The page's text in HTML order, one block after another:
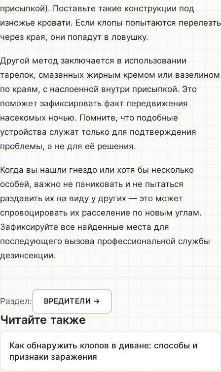
присыпкой). Поставьте такие конструкции под
изножье кровати. Если клопы попытаются перелезть
через края, они попадут в ловушку.
Другой метод заключается в использовании
тарелок, смазанных жирным кремом или вазелином
по краям, с наслоенной внутри присыпкой. Это
поможет зафиксировать факт передвижения
насекомых ночью. Помните, что подобные
устройства служат только для подтверждения
проблемы, а не для её решения.
Когда вы нашли гнездо или хотя бы несколько
особей, важно не паниковать и не пытаться
раздавить их на виду у других — это может
спровоцировать их расселение по новым углам.
Зафиксируйте все найденные места для
последующего вызова профессиональной службы
дезинсекции.
Раздел: ВРЕДИТЕЛИ →
Читайте также
Как обнаружить клопов в диване: способы и
признаки заражения